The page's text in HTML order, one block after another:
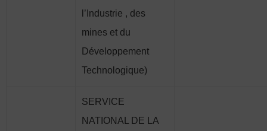
l’Industrie , des
mines et du
Développement
Technologique)
SERVICE
NATIONAL DE LA